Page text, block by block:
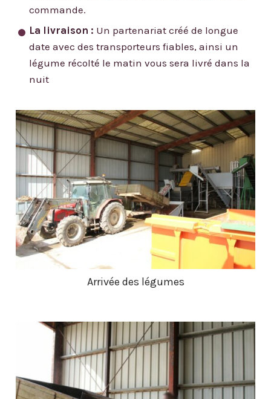
commande.
La livraison : Un partenariat créé de longue
date avec des transporteurs fiables, ainsi un
légume récolté le matin vous sera livré dans la
nuit
Arrivée des légumes